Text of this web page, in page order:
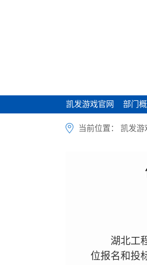
凯发游戏官网
凯发游戏官网 部门
部门
当前位置： 凯发游
湖北工
位报名和投